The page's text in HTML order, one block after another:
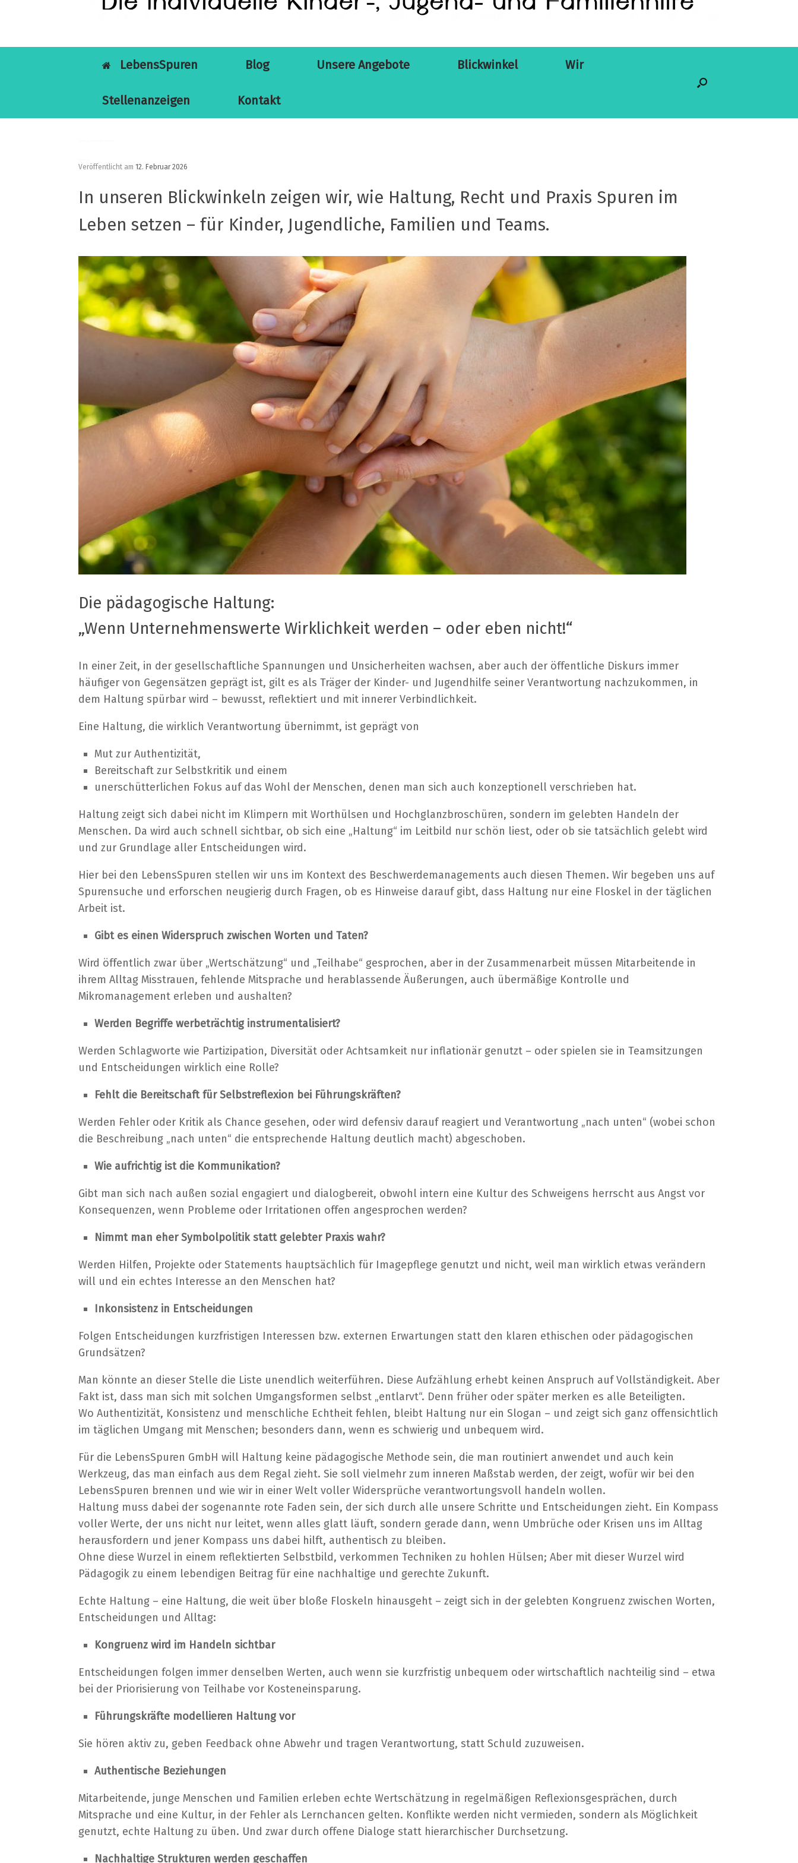
LebensSpuren Blog Unsere Angebote Blickwinkel Wir
Stellenanzeigen Kontakt
Veröffentlicht am 12. Februar 2026
In unseren Blickwinkeln zeigen wir, wie Haltung, Recht und Praxis Spuren im
Leben setzen – für Kinder, Jugendliche, Familien und Teams.
Die pädagogische Haltung:
„Wenn Unternehmenswerte Wirklichkeit werden – oder eben nicht!“
In einer Zeit, in der gesellschaftliche Spannungen und Unsicherheiten wachsen, aber auch der öffentliche Diskurs immer
häufiger von Gegensätzen geprägt ist, gilt es als Träger der Kinder- und Jugendhilfe seiner Verantwortung nachzukommen, in
dem Haltung spürbar wird – bewusst, reflektiert und mit innerer Verbindlichkeit.
Eine Haltung, die wirklich Verantwortung übernimmt, ist geprägt von
Mut zur Authentizität,
Bereitschaft zur Selbstkritik und einem
unerschütterlichen Fokus auf das Wohl der Menschen, denen man sich auch konzeptionell verschrieben hat.
Haltung zeigt sich dabei nicht im Klimpern mit Worthülsen und Hochglanzbroschüren, sondern im gelebten Handeln der
Menschen. Da wird auch schnell sichtbar, ob sich eine „Haltung“ im Leitbild nur schön liest, oder ob sie tatsächlich gelebt wird
und zur Grundlage aller Entscheidungen wird.
Hier bei den LebensSpuren stellen wir uns im Kontext des Beschwerdemanagements auch diesen Themen. Wir begeben uns auf
Spurensuche und erforschen neugierig durch Fragen, ob es Hinweise darauf gibt, dass Haltung nur eine Floskel in der täglichen
Arbeit ist.
Gibt es einen Widerspruch zwischen Worten und Taten?
Wird öffentlich zwar über „Wertschätzung“ und „Teilhabe“ gesprochen, aber in der Zusammenarbeit müssen Mitarbeitende in
ihrem Alltag Misstrauen, fehlende Mitsprache und herablassende Äußerungen, auch übermäßige Kontrolle und
Mikromanagement erleben und aushalten?
Werden Begriffe werbeträchtig instrumentalisiert?
Werden Schlagworte wie Partizipation, Diversität oder Achtsamkeit nur inflationär genutzt – oder spielen sie in Teamsitzungen
und Entscheidungen wirklich eine Rolle?
Fehlt die Bereitschaft für Selbstreflexion bei Führungskräften?
Werden Fehler oder Kritik als Chance gesehen, oder wird defensiv darauf reagiert und Verantwortung „nach unten“ (wobei schon
die Beschreibung „nach unten“ die entsprechende Haltung deutlich macht) abgeschoben.
Wie aufrichtig ist die Kommunikation?
Gibt man sich nach außen sozial engagiert und dialogbereit, obwohl intern eine Kultur des Schweigens herrscht aus Angst vor
Konsequenzen, wenn Probleme oder Irritationen offen angesprochen werden?
Nimmt man eher Symbolpolitik statt gelebter Praxis wahr?
Werden Hilfen, Projekte oder Statements hauptsächlich für Imagepflege genutzt und nicht, weil man wirklich etwas verändern
will und ein echtes Interesse an den Menschen hat?
Inkonsistenz in Entscheidungen
Folgen Entscheidungen kurzfristigen Interessen bzw. externen Erwartungen statt den klaren ethischen oder pädagogischen
Grundsätzen?
Man könnte an dieser Stelle die Liste unendlich weiterführen. Diese Aufzählung erhebt keinen Anspruch auf Vollständigkeit. Aber
Fakt ist, dass man sich mit solchen Umgangsformen selbst „entlarvt“. Denn früher oder später merken es alle Beteiligten.
Wo Authentizität, Konsistenz und menschliche Echtheit fehlen, bleibt Haltung nur ein Slogan – und zeigt sich ganz offensichtlich
im täglichen Umgang mit Menschen; besonders dann, wenn es schwierig und unbequem wird.
Für die LebensSpuren GmbH will Haltung keine pädagogische Methode sein, die man routiniert anwendet und auch kein
Werkzeug, das man einfach aus dem Regal zieht. Sie soll vielmehr zum inneren Maßstab werden, der zeigt, wofür wir bei den
LebensSpuren brennen und wie wir in einer Welt voller Widersprüche verantwortungsvoll handeln wollen.
Haltung muss dabei der sogenannte rote Faden sein, der sich durch alle unsere Schritte und Entscheidungen zieht. Ein Kompass
voller Werte, der uns nicht nur leitet, wenn alles glatt läuft, sondern gerade dann, wenn Umbrüche oder Krisen uns im Alltag
herausfordern und jener Kompass uns dabei hilft, authentisch zu bleiben.
Ohne diese Wurzel in einem reflektierten Selbstbild, verkommen Techniken zu hohlen Hülsen; Aber mit dieser Wurzel wird
Pädagogik zu einem lebendigen Beitrag für eine nachhaltige und gerechte Zukunft.
Echte Haltung – eine Haltung, die weit über bloße Floskeln hinausgeht – zeigt sich in der gelebten Kongruenz zwischen Worten,
Entscheidungen und Alltag:
Kongruenz wird im Handeln sichtbar
Entscheidungen folgen immer denselben Werten, auch wenn sie kurzfristig unbequem oder wirtschaftlich nachteilig sind – etwa
bei der Priorisierung von Teilhabe vor Kosteneinsparung.
Führungskräfte modellieren Haltung vor
Sie hören aktiv zu, geben Feedback ohne Abwehr und tragen Verantwortung, statt Schuld zuzuweisen.
Authentische Beziehungen
Mitarbeitende, junge Menschen und Familien erleben echte Wertschätzung in regelmäßigen Reflexionsgesprächen, durch
Mitsprache und eine Kultur, in der Fehler als Lernchancen gelten. Konflikte werden nicht vermieden, sondern als Möglichkeit
genutzt, echte Haltung zu üben. Und zwar durch offene Dialoge statt hierarchischer Durchsetzung.
Nachhaltige Strukturen werden geschaffen